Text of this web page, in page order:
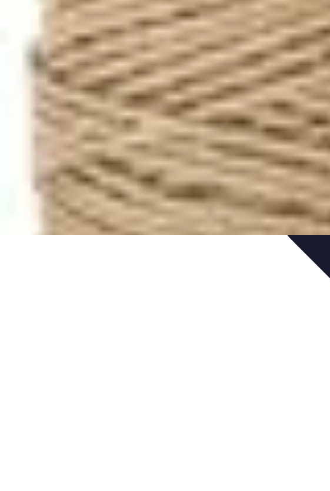
Projets Nouvelle Vie
InspirationÉvaluation de ProjetÉcologie et Durabilité Tendances
Projets Nouvelle Vie